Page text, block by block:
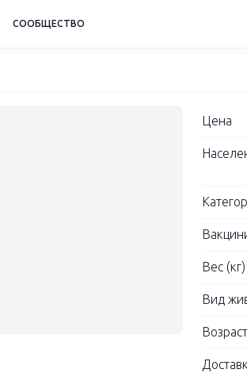
СООБЩЕСТВО
Цена
Вес (кг)
Вид